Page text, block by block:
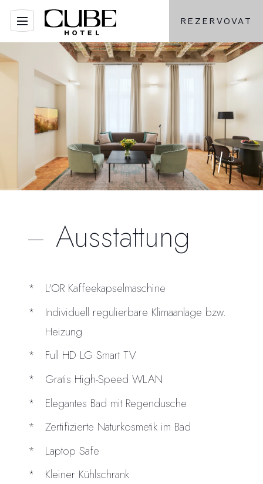
REZERVOVAT
1 5
Ausstattung
L'OR Kaffeekapselmaschine
Individuell regulierbare Klimaanlage bzw.
Heizung
Full HD LG Smart TV
Gratis High-Speed WLAN
Elegantes Bad mit Regendusche
Zertifizierte Naturkosmetik im Bad
Laptop Safe
Kleiner Kühlschrank